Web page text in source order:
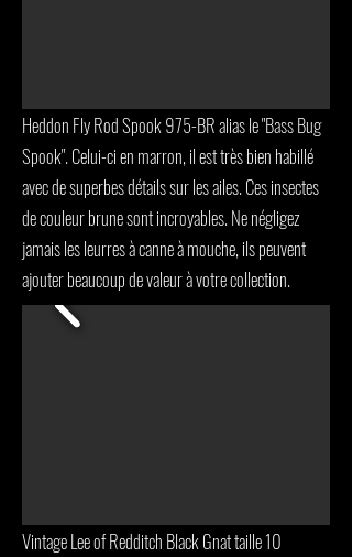
Heddon Fly Rod Spook 975-BR alias le "Bass Bug
Spook". Celui-ci en marron, il est très bien habillé
avec de superbes détails sur les ailes. Ces insectes
de couleur brune sont incroyables. Ne négligez
jamais les leurres à canne à mouche, ils peuvent
ajouter beaucoup de valeur à votre collection.
Vintage Lee of Redditch Black Gnat taille 10